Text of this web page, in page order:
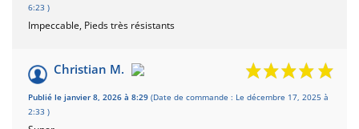
6:23 )
Impeccable, Pieds très résistants
Christian M.
Publié le janvier 8, 2026 à 8:29 (Date de commande : Le décembre 17, 2025 à
2:33 )